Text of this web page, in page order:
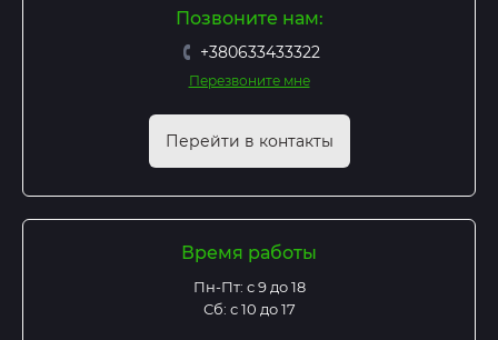
Позвоните нам:
+380633433322
Перезвоните мне
Перейти в контакты
Время работы
Пн-Пт: с 9 до 18
Сб: с 10 до 17